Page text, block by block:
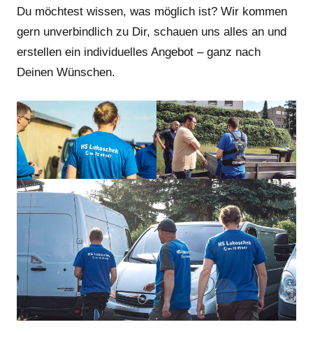
Du möchtest wissen, was möglich ist? Wir kommen
gern unverbindlich zu Dir, schauen uns alles an und
erstellen ein individuelles Angebot – ganz nach
Deinen Wünschen.